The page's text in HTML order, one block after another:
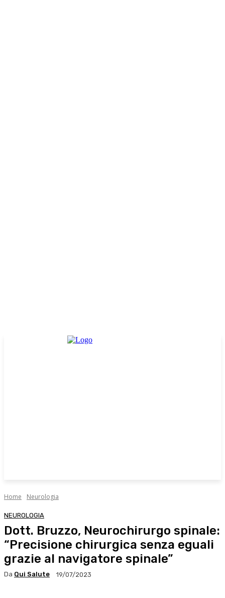
Home Neurologia
NEUROLOGIA
Dott. Bruzzo, Neurochirurgo spinale:
“Precisione chirurgica senza eguali
grazie al navigatore spinale”
Da Qui Salute 19/07/2023